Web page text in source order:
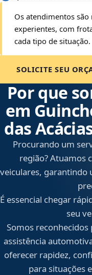
Os atendimentos
experientes, com
cada tipo de situação.
SOLICITE SEU
Por que
em
das
Procurando um
região? Atuamos
veiculares, garantindo
É essencial chegar
seu
Somos
assistência
oferecer rapidez,
para situações